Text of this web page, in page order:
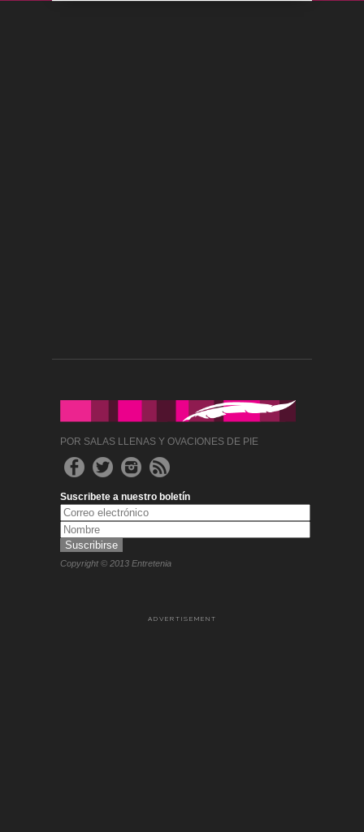
POR SALAS LLENAS Y OVACIONES DE PIE
Suscribete a nuestro boletín
Copyright © 2013 Entretenia
ADVERTISEMENT